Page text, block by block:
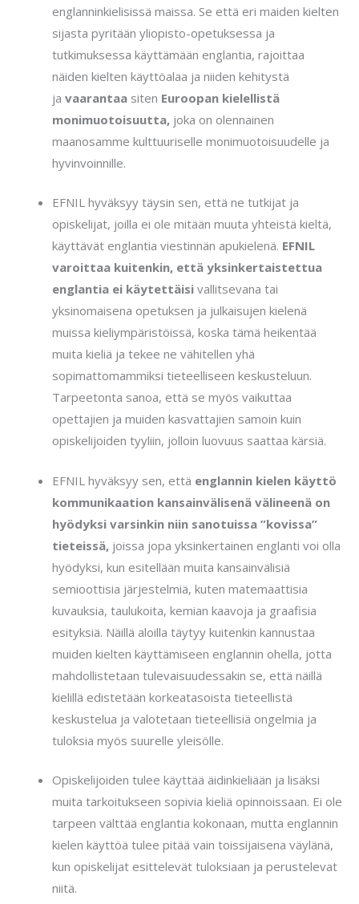
englanninkielisissä maissa. Se että eri maiden kielten
sijasta pyritään yliopisto-opetuksessa ja
tutkimuksessa käyttämään englantia, rajoittaa
näiden kielten käyttöalaa ja niiden kehitystä
ja vaarantaa siten Euroopan kielellistä
monimuotoisuutta, joka on olennainen
maanosamme kulttuuriselle monimuotoisuudelle ja
hyvinvoinnille.
EFNIL hyväksyy täysin sen, että ne tutkijat ja
opiskelijat, joilla ei ole mitään muuta yhteistä kieltä,
käyttävät englantia viestinnän apukielenä. EFNIL
varoittaa kuitenkin, että yksinkertaistettua
englantia ei käytettäisi vallitsevana tai
yksinomaisena opetuksen ja julkaisujen kielenä
muissa kieliympäristöissä, koska tämä heikentää
muita kieliä ja tekee ne vähitellen yhä
sopimattomammiksi tieteelliseen keskusteluun.
Tarpeetonta sanoa, että se myös vaikuttaa
opettajien ja muiden kasvattajien samoin kuin
opiskelijoiden tyyliin, jolloin luovuus saattaa kärsiä.
EFNIL hyväksyy sen, että englannin kielen käyttö
kommunikaation kansainvälisenä välineenä on
hyödyksi varsinkin niin sanotuissa ”kovissa”
tieteissä, joissa jopa yksinkertainen englanti voi olla
hyödyksi, kun esitellään muita kansainvälisiä
semioottisia järjestelmiä, kuten matemaattisia
kuvauksia, taulukoita, kemian kaavoja ja graafisia
esityksiä. Näillä aloilla täytyy kuitenkin kannustaa
muiden kielten käyttämiseen englannin ohella, jotta
mahdollistetaan tulevaisuudessakin se, että näillä
kielillä edistetään korkeatasoista tieteellistä
keskustelua ja valotetaan tieteellisiä ongelmia ja
tuloksia myös suurelle yleisölle.
Opiskelijoiden tulee käyttää äidinkieliään ja lisäksi
muita tarkoitukseen sopivia kieliä opinnoissaan. Ei ole
tarpeen välttää englantia kokonaan, mutta englannin
kielen käyttöä tulee pitää vain toissijaisena väylänä,
kun opiskelijat esittelevät tuloksiaan ja perustelevat
niitä.